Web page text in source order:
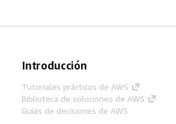
Introducción
Tutoriales prácticos de AWS
Biblioteca de soluciones de AWS
Guías de decisiones de AWS